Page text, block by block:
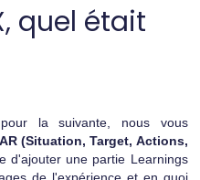
quel était
la suivante, nous vous
(Situation, Target, Actions,
d'ajouter une partie Learnings